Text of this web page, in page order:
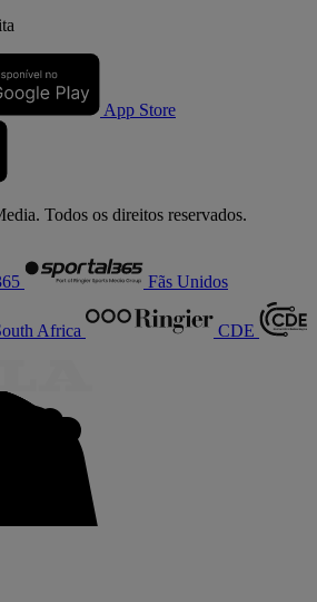
App Store
Todos os direitos reservados.
Fãs Unidos
Africa CDE